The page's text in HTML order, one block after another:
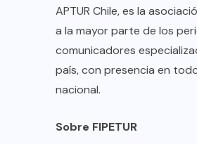
APTUR Chile, es la
a la mayor parte de los
comunicadores
país, con presencia en
nacional.
Sobre FIPETUR